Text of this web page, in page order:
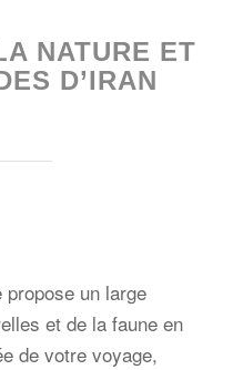
NATURE ET
D’IRAN
un large
et de la faune en
de votre voyage,